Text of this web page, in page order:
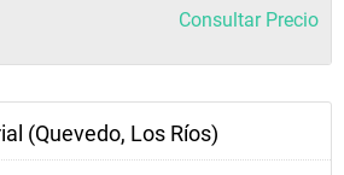
Consultar Precio
(Quevedo, Los Ríos)